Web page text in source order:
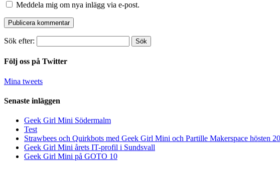
Meddela mig om nya inlägg via e-post.
Sök efter:
Följ oss på Twitter
Mina tweets
Senaste inläggen
Geek Girl Mini Södermalm
Test
Strawbees och Quirkbots med Geek Girl Mini och Partille Makerspace hösten
Geek Girl Mini årets IT-profil i Sundsvall
Geek Girl Mini på GOTO 10